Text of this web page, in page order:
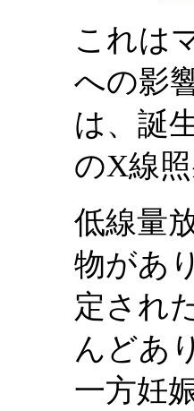
これは
への影
は、誕
のX線
低線量
物があ
定され
んどあ
一方妊